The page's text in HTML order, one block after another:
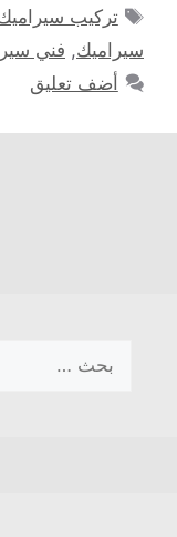
الوسوم
تركيب
سيراميك, فني
أضف تعليق
عن: